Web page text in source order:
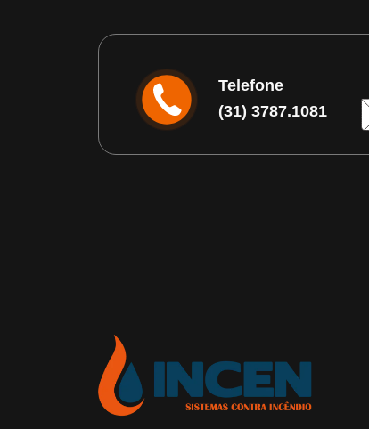
Telefone
(31) 3787.1081